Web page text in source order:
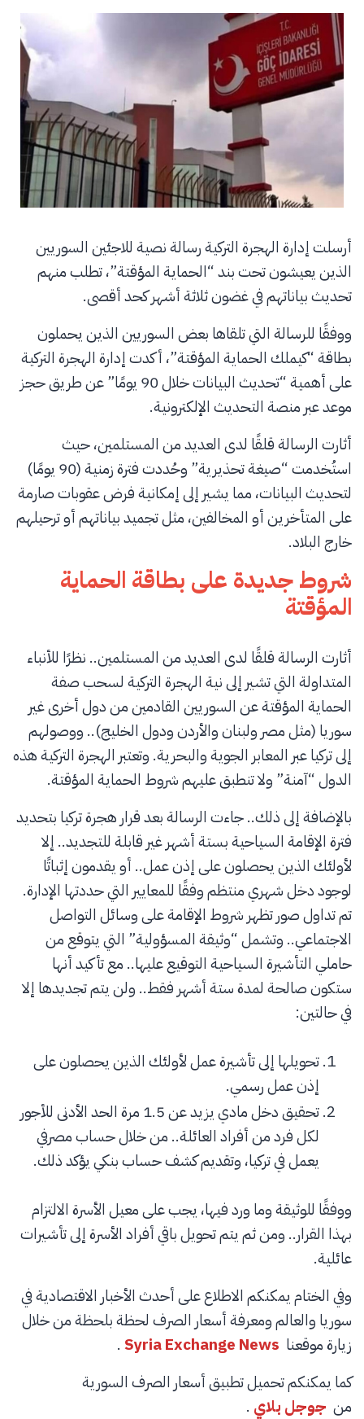
أرسلت إدارة الهجرة التركية رسالة نصية للاجئين السوريين
الذين يعيشون تحت بند “الحماية المؤقتة”، تطلب منهم
تحديث بياناتهم في غضون ثلاثة أشهر كحد أقصى.
ووفقًا للرسالة التي تلقاها بعض السوريين الذين يحملون
بطاقة “كيملك الحماية المؤقتة”، أكدت إدارة الهجرة التركية
على أهمية “تحديث البيانات خلال 90 يومًا” عن طريق حجز
موعد عبر منصة التحديث الإلكترونية.
أثارت الرسالة قلقًا لدى العديد من المستلمين، حيث
استُخدمت “صيغة تحذيرية” وحُددت فترة زمنية (90 يومًا)
لتحديث البيانات، مما يشير إلى إمكانية فرض عقوبات صارمة
على المتأخرين أو المخالفين، مثل تجميد بياناتهم أو ترحيلهم
خارج البلاد.
شروط جديدة على بطاقة الحماية
المؤقتة
أثارت الرسالة قلقًا لدى العديد من المستلمين.. نظرًا للأنباء
المتداولة التي تشير إلى نية الهجرة التركية لسحب صفة
الحماية المؤقتة عن السوريين القادمين من دول أخرى غير
سوريا (مثل مصر ولبنان والأردن ودول الخليج).. ووصولهم
إلى تركيا عبر المعابر الجوية والبحرية. وتعتبر الهجرة التركية هذه
الدول “آمنة” ولا تنطبق عليهم شروط الحماية المؤقتة.
بالإضافة إلى ذلك.. جاءت الرسالة بعد قرار هجرة تركيا بتحديد
فترة الإقامة السياحية بستة أشهر غير قابلة للتجديد.. إلا
لأولئك الذين يحصلون على إذن عمل.. أو يقدمون إثباتًا
لوجود دخل شهري منتظم وفقًا للمعايير التي حددتها الإدارة.
تم تداول صور تظهر شروط الإقامة على وسائل التواصل
الاجتماعي.. وتشمل “وثيقة المسؤولية” التي يتوقع من
حاملي التأشيرة السياحية التوقيع عليها.. مع تأكيد أنها
ستكون صالحة لمدة ستة أشهر فقط.. ولن يتم تجديدها إلا
في حالتين:
تحويلها إلى تأشيرة عمل لأولئك الذين يحصلون على
إذن عمل رسمي.
تحقيق دخل مادي يزيد عن 1.5 مرة الحد الأدنى للأجور
لكل فرد من أفراد العائلة.. من خلال حساب مصرفي
يعمل في تركيا، وتقديم كشف حساب بنكي يؤكد ذلك.
ووفقًا للوثيقة وما ورد فيها، يجب على معيل الأسرة الالتزام
بهذا القرار.. ومن ثم يتم تحويل باقي أفراد الأسرة إلى تأشيرات
عائلية.
وفي الختام يمكنكم الاطلاع على أحدث الأخبار الاقتصادية في
سوريا والعالم ومعرفة أسعار الصرف لحظة بلحظة من خلال
زيارة موقعنا Syria Exchange News
.
كما يمكنكم تحميل تطبيق أسعار الصرف السورية
من جوجل بلاي .